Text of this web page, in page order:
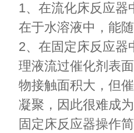
1、在流化床反应器
在于水溶液中，能
2、在固定床反应器
理液流过催化剂表
物接触面积大，但
凝聚，因此很难成
固定床反应器操作